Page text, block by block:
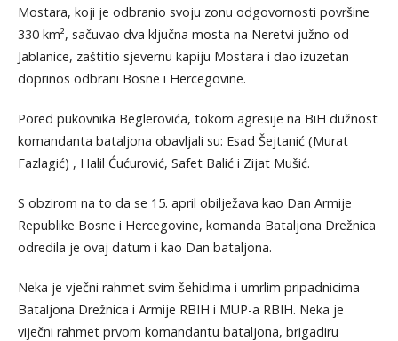
Mostara, koji je odbranio svoju zonu odgovornosti površine
330 km², sačuvao dva ključna mosta na Neretvi južno od
Jablanice, zaštitio sjevernu kapiju Mostara i dao izuzetan
doprinos odbrani Bosne i Hercegovine.
Pored pukovnika Beglerovića, tokom agresije na BiH dužnost
komandanta bataljona obavljali su: Esad Šejtanić (Murat
Fazlagić) , Halil Ćućurović, Safet Balić i Zijat Mušić.
S obzirom na to da se 15. april obilježava kao Dan Armije
Republike Bosne i Hercegovine, komanda Bataljona Drežnica
odredila je ovaj datum i kao Dan bataljona.
Neka je vječni rahmet svim šehidima i umrlim pripadnicima
Bataljona Drežnica i Armije RBIH i MUP-a RBIH. Neka je
viječni rahmet prvom komandantu bataljona, brigadiru